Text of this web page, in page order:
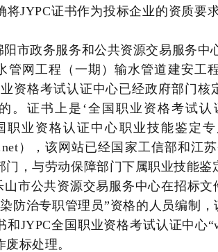
将JYPC证书作为投标企业的资质要
阳市政务服务和公共资源交易服务
管网工程（一期）输水管道建安工
资格考试认证中心已经政府部门
。证书上是‘全国职业资格考试
职业资格认证中心职业技能鉴定
），该网站已经国家工信部和江
门，与劳动保障部门下属职业技能鉴
山市公共资源交易服务中心在招标
防治专职管理员”资格的人员编制
和JYPC全国职业资格考试认证中心
标处理。